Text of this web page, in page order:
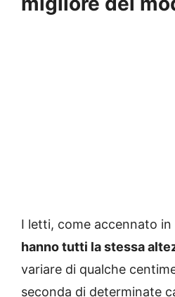
I letti, come accennato in
hanno tutti la stessa
variare di qualche
seconda di determinate